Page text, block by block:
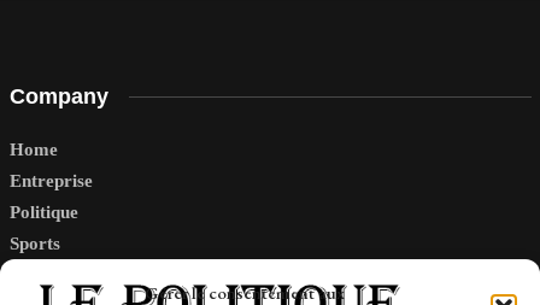
Gérer le consentement aux
Company
Home
Entreprise
Politique
Sports